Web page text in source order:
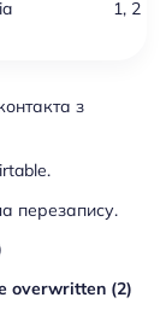
1, 2
з
перезапису.
overwritten (2)